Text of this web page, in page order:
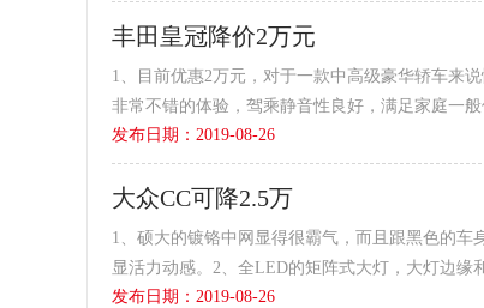
丰田皇冠降价2万元
1、目前优惠2万元，对于一款中高级豪华轿车来
非常不错的体验，驾乘静音性良好，满足家庭一
动力输出线性，...
发布日期：2019-08-26
大众CC可降2.5万
1、硕大的镀铬中网显得很霸气，而且跟黑色的
显活力动感。2、全LED的矩阵式大灯，大灯边
显得一体感很强。3...
发布日期：2019-08-26